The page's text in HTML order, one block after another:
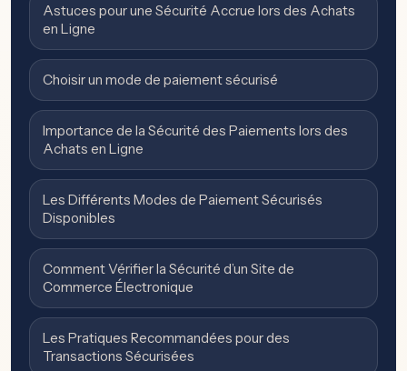
Astuces pour une Sécurité Accrue lors des Achats
en Ligne
Choisir un mode de paiement sécurisé
Importance de la Sécurité des Paiements lors des
Achats en Ligne
Les Différents Modes de Paiement Sécurisés
Disponibles
Comment Vérifier la Sécurité d’un Site de
Commerce Électronique
Les Pratiques Recommandées pour des
Transactions Sécurisées